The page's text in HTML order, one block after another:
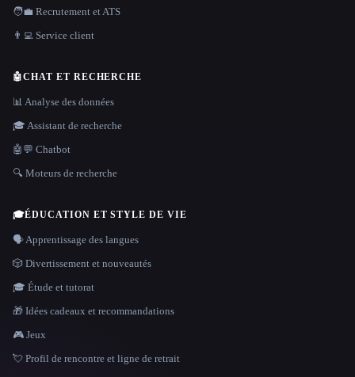
🧑‍💼 Recrutement et ATS
👨‍💻 Service client
🤖CHAT ET RECHERCHE
📊 Analyse des données
🎓 Assistant de recherche
🤖💬 Chatbot
🔍 Moteurs de recherche
🎓ÉDUCATION ET STYLE DE VIE
🗣️ Apprentissage des langues
🎲 Divertissement et nouveautés
🎓 Étude et tutorat
🎁 Idées cadeaux et recommandations
🎮 Jeux
💘 Profil de rencontre et ligne de retrait